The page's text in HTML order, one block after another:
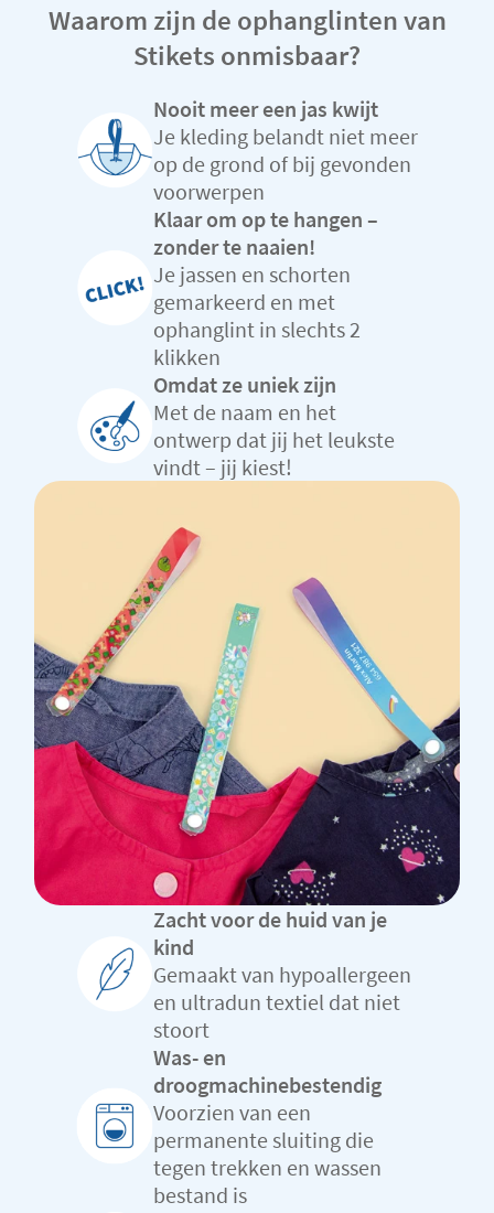
Waarom zijn de ophanglinten van
Stikets onmisbaar?
Nooit meer een jas kwijt
Je kleding belandt niet meer
op de grond of bij gevonden
voorwerpen
Klaar om op te hangen –
zonder te naaien!
Je jassen en schorten
gemarkeerd en met
ophanglint in slechts 2
klikken
Omdat ze uniek zijn
Met de naam en het
ontwerp dat jij het leukste
vindt – jij kiest!
Zacht voor de huid van je
kind
Gemaakt van hypoallergeen
en ultradun textiel dat niet
stoort
Was- en
droogmachinebestendig
Voorzien van een
permanente sluiting die
tegen trekken en wassen
bestand is